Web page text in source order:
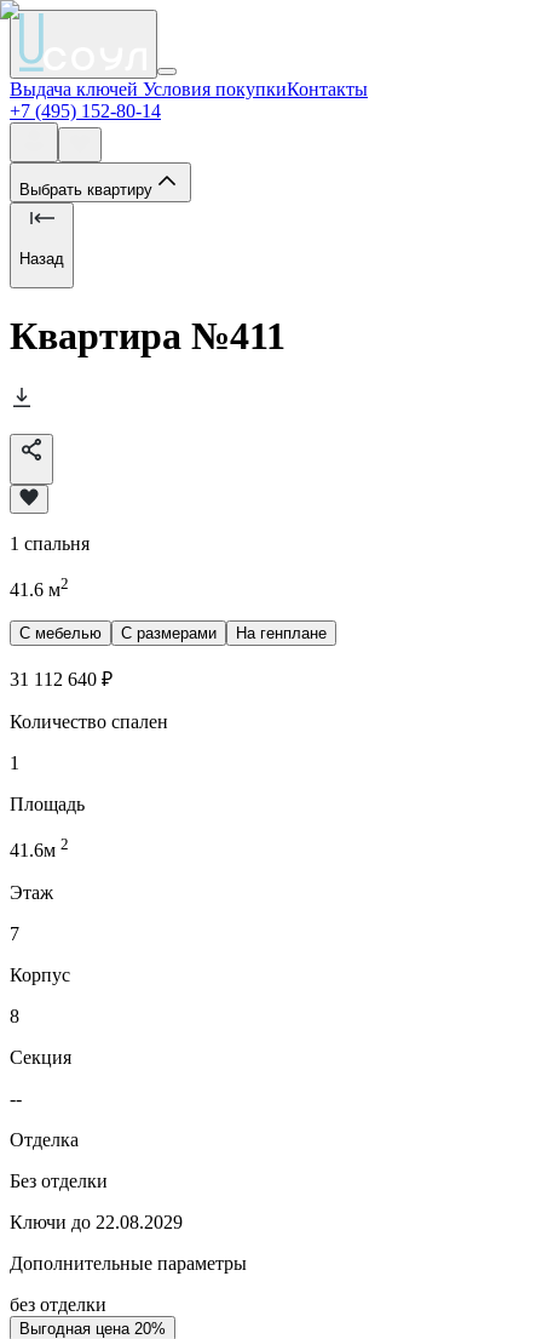
Выдача ключей Условия покупкиКонтакты
+7 (495) 152-80-14
Выбрать квартиру
Назад
Квартира №411
1 спальня
41.6 м2
С мебелью С размерами На генплане
31 112 640 ₽
Количество спален
1
Площадь
41.6м 2
Этаж
7
Корпус
8
Секция
--
Отделка
Без отделки
Ключи до 22.08.2029
Дополнительные параметры
без отделки
Выгодная цена 20%